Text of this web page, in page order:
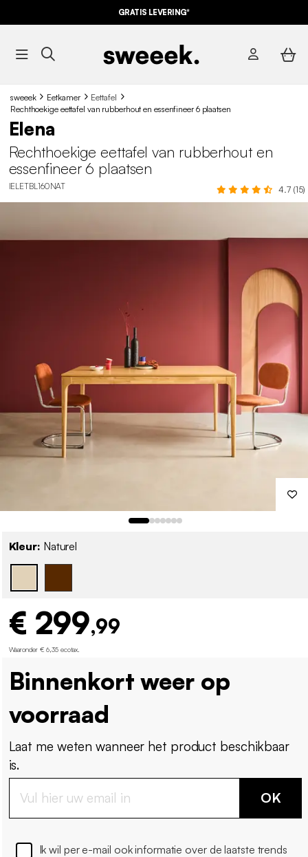
GRATIS LEVERING*
sweeek Eetkamer
Eettafel
Rechthoekige eettafel van rubberhout en essenfineer 6 plaatsen
Elena
Rechthoekige eettafel van rubberhout en
essenfineer 6 plaatsen
IELETBL160NAT 4.7 (15)
Kleur: Naturel
€ 299,99
Waaronder € 6,35 ecotax
Binnenkort weer op
voorraad
Laat me weten wanneer het product beschikbaar
is.
OK
Ik wil per e-mail ook informatie over de laatste trends